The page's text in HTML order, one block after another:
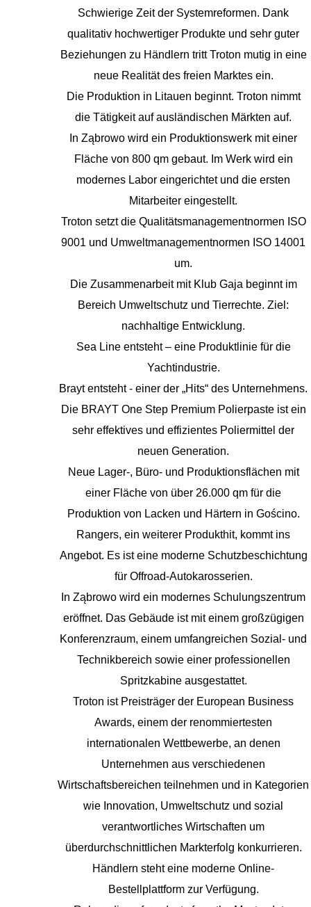
Schwierige Zeit der Systemreformen. Dank
qualitativ hochwertiger Produkte und sehr guter
Beziehungen zu Händlern tritt Troton mutig in eine
neue Realität des freien Marktes ein.
Die Produktion in Litauen beginnt. Troton nimmt
die Tätigkeit auf ausländischen Märkten auf.
In Ząbrowo wird ein Produktionswerk mit einer
Fläche von 800 qm gebaut. Im Werk wird ein
modernes Labor eingerichtet und die ersten
Mitarbeiter eingestellt.
Troton setzt die Qualitätsmanagementnormen ISO
9001 und Umweltmanagementnormen ISO 14001
um.
Die Zusammenarbeit mit Klub Gaja beginnt im
Bereich Umweltschutz und Tierrechte. Ziel:
nachhaltige Entwicklung.
Sea Line entsteht – eine Produktlinie für die
Yachtindustrie.
Brayt entsteht - einer der „Hits“ des Unternehmens.
Die BRAYT One Step Premium Polierpaste ist ein
sehr effektives und effizientes Poliermittel der
neuen Generation.
Neue Lager-, Büro- und Produktionsflächen mit
einer Fläche von über 26.000 qm für die
Produktion von Lacken und Härtern in Gościno.
Rangers, ein weiterer Produkthit, kommt ins
Angebot. Es ist eine moderne Schutzbeschichtung
für Offroad-Autokarosserien.
In Ząbrowo wird ein modernes Schulungszentrum
eröffnet. Das Gebäude ist mit einem großzügigen
Konferenzraum, einem umfangreichen Sozial- und
Technikbereich sowie einer professionellen
Spritzkabine ausgestattet.
Troton ist Preisträger der European Business
Awards, einem der renommiertesten
internationalen Wettbewerbe, an denen
Unternehmen aus verschiedenen
Wirtschaftsbereichen teilnehmen und in Kategorien
wie Innovation, Umweltschutz und sozial
verantwortliches Wirtschaften um
überdurchschnittlichen Markterfolg konkurrieren.
Händlern steht eine moderne Online-
Bestellplattform zur Verfügung.